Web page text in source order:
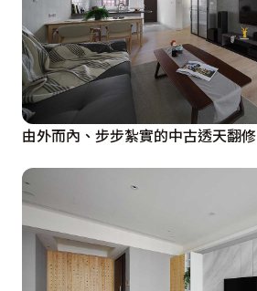
由外而內、步步紮實的中古透天翻修